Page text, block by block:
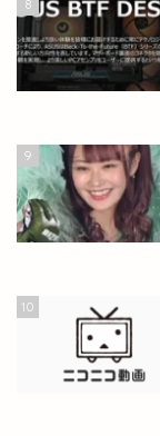
8
9
10